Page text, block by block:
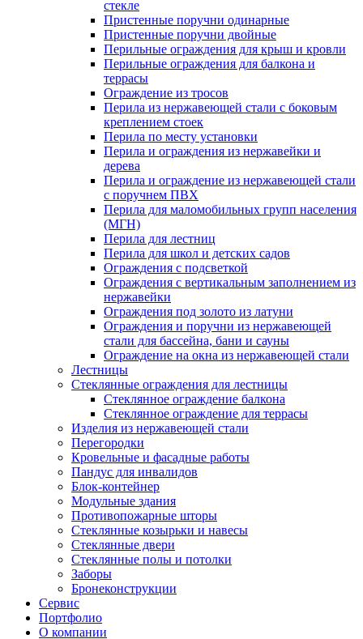
стекле
Пристенные поручни одинарные
Пристенные поручни двойные
Перильные ограждения для крыш и кровли
Перильные ограждения для балкона и
террасы
Ограждение из тросов
Перила из нержавеющей стали с боковым
креплением стоек
Перила по месту установки
Перила и ограждения из нержавейки и
дерева
Перила и ограждение из нержавеющей стали
с поручнем ПВХ
Перила для маломобильных групп населения
(МГН)
Перила для лестниц
Перила для школ и детских садов
Ограждения с подсветкой
Ограждения с вертикальным заполнением из
нержавейки
Ограждения под золото из латуни
Ограждения и поручни из нержавеющей
стали для бассейна, бани и сауны
Ограждение на окна из нержавеющей стали
Лестницы
Стеклянные ограждения для лестницы
Стеклянное ограждение балкона
Стеклянное ограждение для террасы
Изделия из нержавеющей стали
Перегородки
Кровельные и фасадные работы
Пандус для инвалидов
Блок-контейнер
Модульные здания
Противопожарные шторы
Стеклянные козырьки и навесы
Стеклянные двери
Стеклянные полы и потолки
Заборы
Бронеконструкции
Сервис
Портфолио
О компании